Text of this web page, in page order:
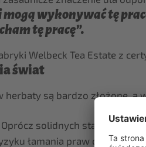
wykonywać tę
tę pracę”.
Welbeck Tea Estate z
świat
herbaty są bardzo złożone,
Oprócz solidnych standardów
łamania praw